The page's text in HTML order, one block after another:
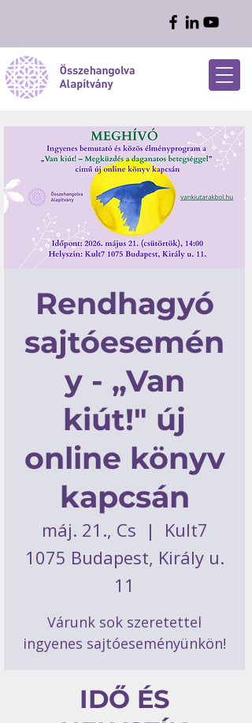
Rendhagyó
sajtóesemén
y - „Van
kiút!" új
online könyv
kapcsán
máj. 21., Cs
  |
Kult7
1075 Budapest, Király u.
11
Várunk sok szeretettel
ingyenes sajtóeseményünkön!
IDŐ ÉS